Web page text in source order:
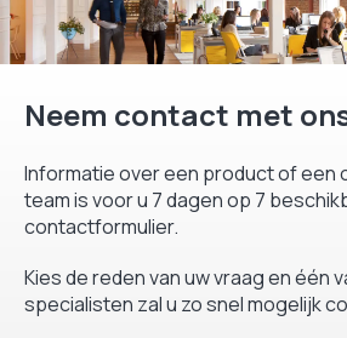
Neem contact met
Informatie over een product of een
team is voor u 7 dagen op 7
contactformulier.
Kies de reden van uw vraag en één
specialisten zal u zo snel mogelijk